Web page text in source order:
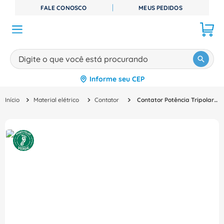
FALE CONOSCO MEUS PEDIDOS
Digite o que você está procurando
Informe seu CEP
Material elétrico Contator Contator Potência Tripolar 580A 100-240VCA/VCC 1NA+1NF Af Af580301170 Abb
TERMOS MAIS BUSCADOS
º disjuntor
3º